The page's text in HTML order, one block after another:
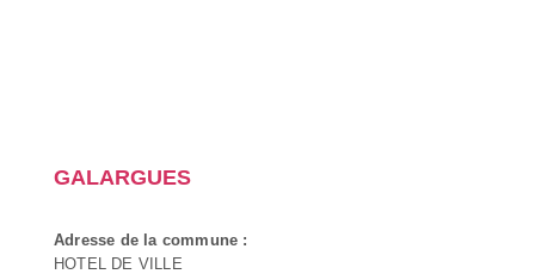
GALARGUES
Adresse de la commune :
HOTEL DE VILLE